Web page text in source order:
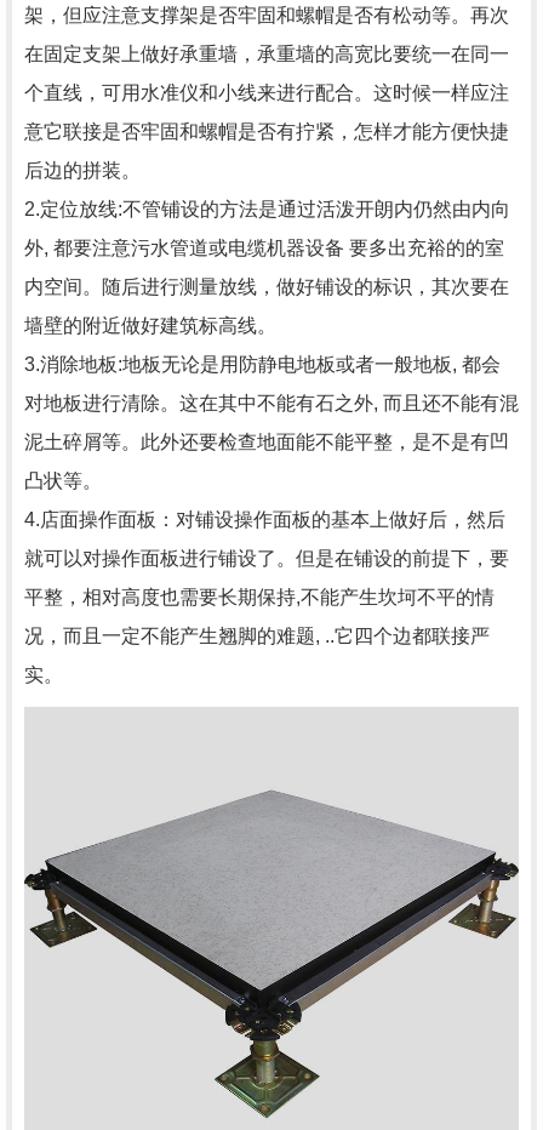
架，但应注意支撑架是否牢固和螺帽是否有松动等。再次
在固定支架上做好承重墙，承重墙的高宽比要统一在同一
个直线，可用水准仪和小线来进行配合。这时候一样应注
意它联接是否牢固和螺帽是否有拧紧，怎样才能方便快捷
后边的拼装。
2.定位放线:不管铺设的方法是通过活泼开朗内仍然由内向
外, 都要注意污水管道或电缆机器设备 要多出充裕的的室
内空间。随后进行测量放线，做好铺设的标识，其次要在
墙壁的附近做好建筑标高线。
3.消除地板:地板无论是用防静电地板或者一般地板, 都会
对地板进行清除。这在其中不能有石之外, 而且还不能有混
泥土碎屑等。此外还要检查地面能不能平整，是不是有凹
凸状等。
4.店面操作面板：对铺设操作面板的基本上做好后，然后
就可以对操作面板进行铺设了。但是在铺设的前提下，要
平整，相对高度也需要长期保持,不能产生坎坷不平的情
况，而且一定不能产生翘脚的难题, ..它四个边都联接严
实。